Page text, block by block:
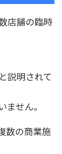
店舗の臨時
説明されて
せん。
数の商業施